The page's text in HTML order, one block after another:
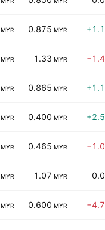
MYR 0.875 MYR
MYR 1.33 MYR
MYR 0.865 MYR
MYR 0.400 MYR
MYR 0.465 MYR
MYR 1.07 MYR
MYR 0.600 MYR